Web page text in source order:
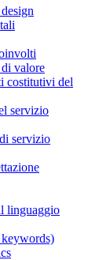
valore
costitutivi del
servizio
servizio
linguaggio